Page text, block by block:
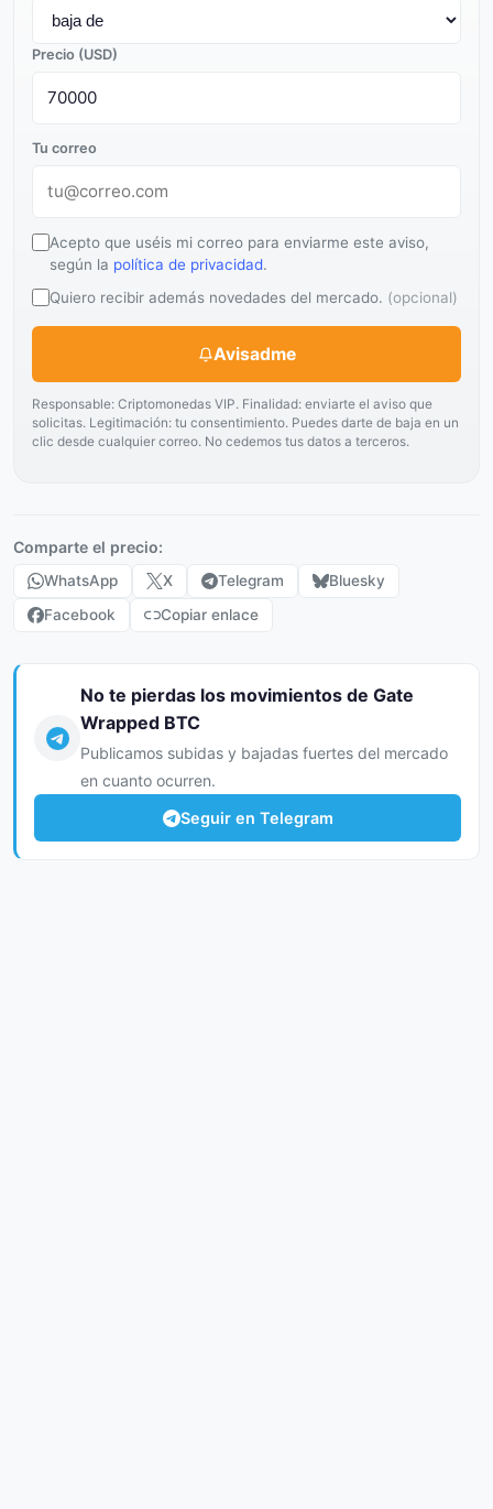
Precio (USD)
Tu correo
Acepto que uséis mi correo para enviarme este aviso,
según la política de privacidad.
Quiero recibir además novedades del mercado. (opcional)
Avisadme
Responsable: Criptomonedas VIP. Finalidad: enviarte el aviso que
solicitas. Legitimación: tu consentimiento. Puedes darte de baja en un
clic desde cualquier correo. No cedemos tus datos a terceros.
Comparte el precio:
WhatsApp X Telegram
Bluesky
Facebook
Copiar enlace
No te pierdas los movimientos de Gate
Wrapped BTC
Publicamos subidas y bajadas fuertes del mercado
en cuanto ocurren.
Seguir en Telegram